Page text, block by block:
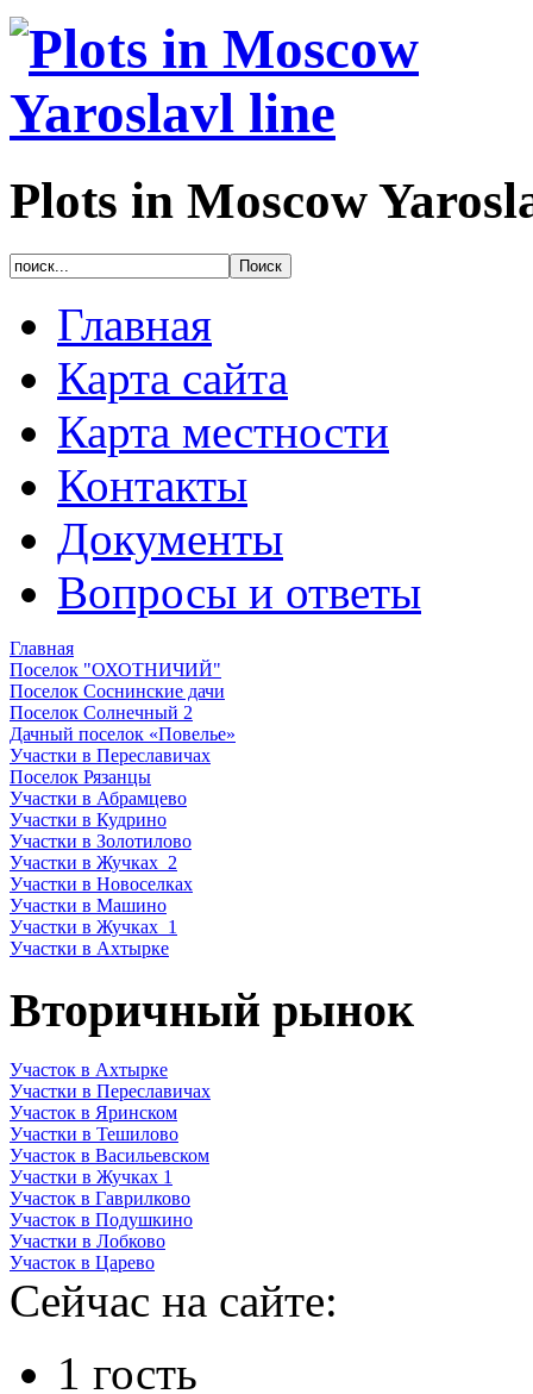
Plots in Moscow
Главная
Карта сайта
Карта местности
Контакты
Документы
Вопросы и ответы
Главная
Поселок "ОХОТНИЧИЙ"
Поселок Соснинские дачи
Поселок Солнечный 2
Дачный поселок «Повелье»
Участки в Переславичах
Поселок Рязанцы
Участки в Абрамцево
Участки в Кудрино
Участки в Золотилово
Участки в Жучках_2
Участки в Новоселках
Участки в Машино
Участки в Жучках_1
Участки в Ахтырке
Вторичный рынок
Участок в Ахтырке
Участки в Переславичах
Участок в Яринском
Участки в Тешилово
Участок в Васильевском
Участки в Жучках 1
Участок в Гаврилково
Участок в Подушкино
Участки в Лобково
Участок в Царево
Сейчас на сайте:
1 гость